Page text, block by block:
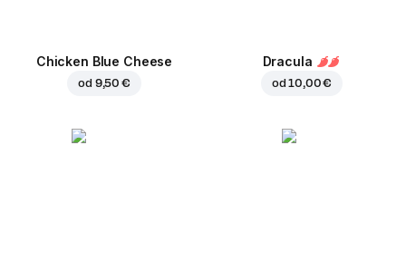
Chicken Blue Cheese
od 9,50 €
Dracula
od10,00 €